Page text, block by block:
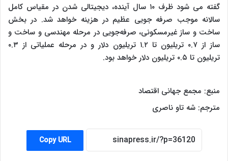
گفته می‌ شود ظرف ۱۰ سال آینده، دیجیتالی شدن در مقیاس کامل
سالانه موجب صرفه جویی عظیم در هزینه خواهد شد. در بخش
ساخت و ساز غیرمسکونی، صرفه‌جویی‌ در مرحله مهندسی و ساخت و
ساز از ۰.۷ تریلیون تا ۱.۲ تریلیون دلار و در مرحله عملیاتی از ۰.۳
تریلیون تا ۰.۵ تریلیون دلار خواهد بود.
منبع: مجمع جهانی اقتصاد
مترجم: شه تاو ناصری
Copy URL